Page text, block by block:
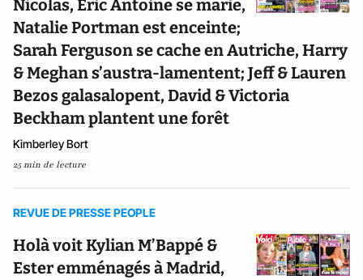
Nicolas, Éric Antoine se marie,
Natalie Portman est enceinte;
Sarah Ferguson se cache en Autriche, Harry
& Meghan s’austra-lamentent; Jeff & Lauren
Bezos galasalopent, David & Victoria
Beckham plantent une forêt
Kimberley Bort
25 min de lecture
REVUE DE PRESSE PEOPLE
Holà voit Kylian M’Bappé &
Ester emménagés à Madrid,